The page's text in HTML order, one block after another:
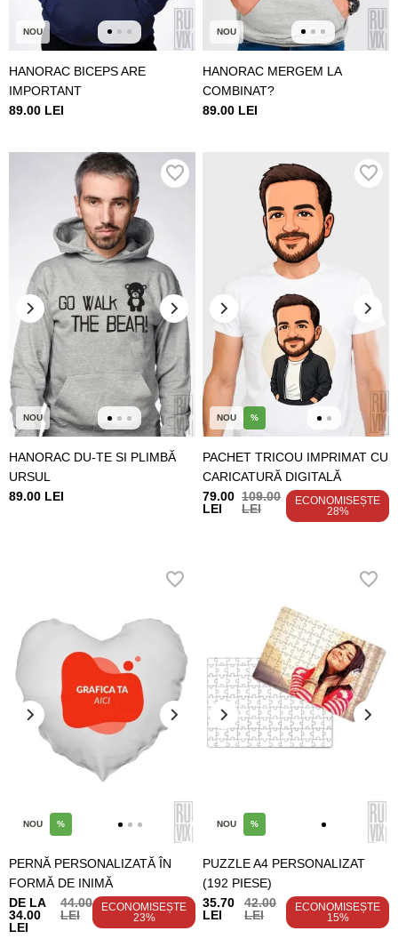
NOU
HANORAC BICEPS ARE
IMPORTANT
89.00 LEI
NOU
HANORAC MERGEM LA
COMBINAT?
89.00 LEI
NOU
HANORAC DU-TE SI PLIMBĂ
URSUL
89.00 LEI
NOU %
PACHET TRICOU IMPRIMAT CU
CARICATURĂ DIGITALĂ
79.00
LEI
109.00
LEI
ECONOMISEȘTE
28%
NOU %
PERNĂ PERSONALIZATĂ ÎN
FORMĂ DE INIMĂ
DE LA
34.00
LEI
44.00
LEI
ECONOMISEȘTE
23%
NOU %
PUZZLE A4 PERSONALIZAT
(192 PIESE)
35.70
LEI
42.00
LEI
ECONOMISEȘTE
15%